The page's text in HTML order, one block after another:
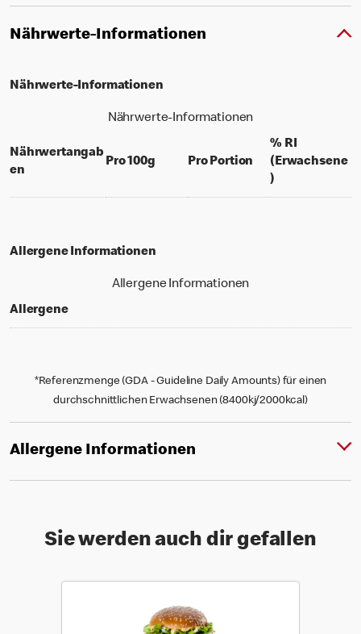
Nährwerte-Informationen
Nährwerte-Informationen
Nährwerte-Informationen
Nährwertangab
en
Pro 100gper 100 grams
Pro Portion per portion
% RI
(Erwachsene
)% daily value
Allergene Informationen
Allergene Informationen
Allergene
*Referenzmenge (GDA - Guideline Daily Amounts) für einen
durchschnittlichen Erwachsenen (8400kj/2000kcal)
Allergene Informationen
Sie werden auch dir gefallen